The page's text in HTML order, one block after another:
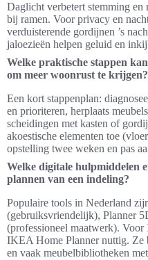
Daglicht verbetert stemming
bij ramen. Voor privacy en
verduisterende gordijnen ’s
jaloezieën helpen geluid en
Welke praktische stappen
om meer woonrust te krijgen?
Een kort stappenplan:
en prioriteren, herplaats
scheidingen met kasten of
akoestische elementen toe
opstelling twee weken en pas
Welke digitale hulpmiddelen
plannen van een indeling?
Populaire tools in Nederland
(gebruiksvriendelijk), Planner
(professioneel maatwerk).
IKEA Home Planner nuttig. Ze
en vaak meubelbibliotheken